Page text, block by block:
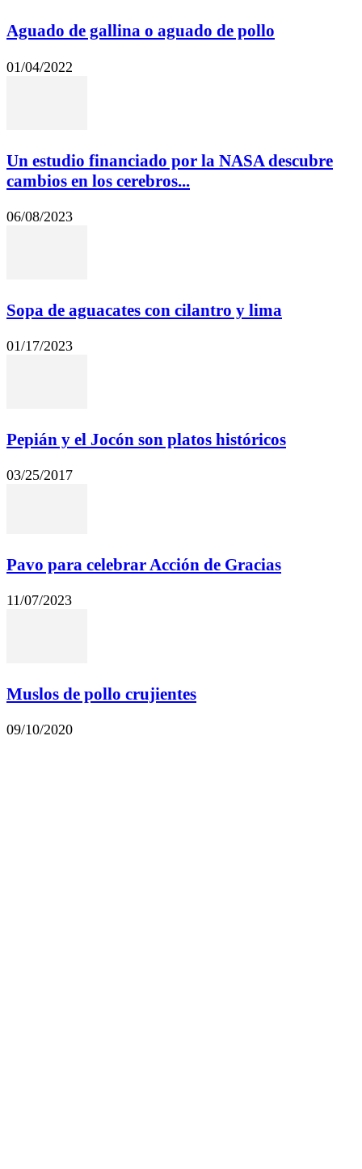
Aguado de gallina o aguado de pollo
01/04/2022
Un estudio financiado por la NASA descubre
cambios en los cerebros...
06/08/2023
Sopa de aguacates con cilantro y lima
01/17/2023
Pepián y el Jocón son platos históricos
03/25/2017
Pavo para celebrar Acción de Gracias
11/07/2023
Muslos de pollo crujientes
09/10/2020